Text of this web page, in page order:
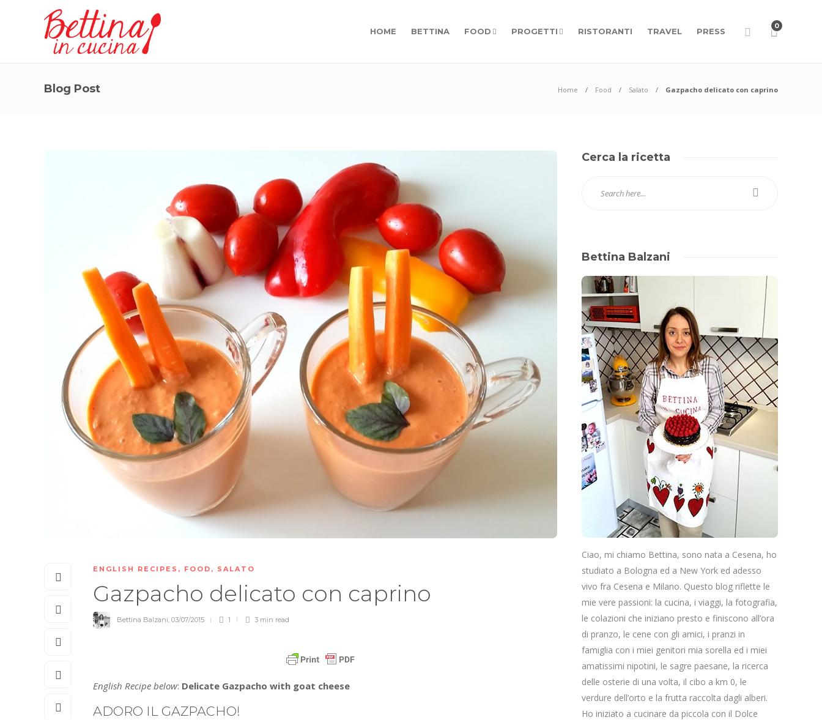
HOME BETTINA FOOD PROGETTI RISTORANTI TRAVEL PRESS
0
Blog Post Home Food Salato Gazpacho delicato con caprino
ENGLISH RECIPES , FOOD , SALATO
Gazpacho delicato con caprino
Bettina Balzani, 03/07/2015 1 3 min read
English Recipe below: Delicate Gazpacho with goat cheese
ADORO IL GAZPACHO!
Cerca la ricetta
Bettina Balzani
Ciao, mi chiamo Bettina, sono nata a Cesena, ho
studiato a Bologna ed a New York ed adesso
vivo fra Cesena e Milano. Questo blog riflette le
mie vere passioni: la cucina, i viaggi, la fotografia,
le colazioni che iniziano presto e finiscono all’ora
di pranzo, le cene con gli amici, i pranzi in
famiglia con i miei genitori mia sorella ed i miei
amatissimi nipotini, le sagre paesane, la ricerca
delle osterie di una volta, il cibo a km 0, le
verdure dell’orto e la frutta raccolta dagli alberi.
Ho iniziato a cucinare da piccola con il Dolce